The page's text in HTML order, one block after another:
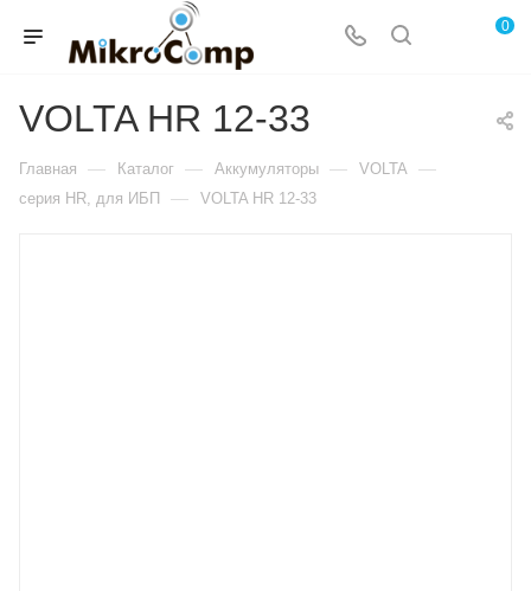
0
VOLTA HR 12-33
Главная — Каталог — Аккумуляторы — VOLTA —
серия HR, для ИБП — VOLTA HR 12-33